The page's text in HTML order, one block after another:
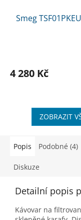
Smeg
4 280 Kč
ZOBRAZIT
Popis Podobné (4)
Diskuze
Detailní popis
Kávovar na